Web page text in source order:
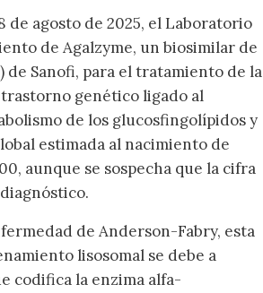
de agosto de 2025, el Laboratorio
de Agalzyme, un biosimilar de
de Sanofi, para el tratamiento de la
genético ligado al
de los glucosfingolípidos y
estimada al nacimiento de
aunque se sospecha que la cifra
de Anderson-Fabry, esta
lisosomal se debe a
codifica la enzima alfa-